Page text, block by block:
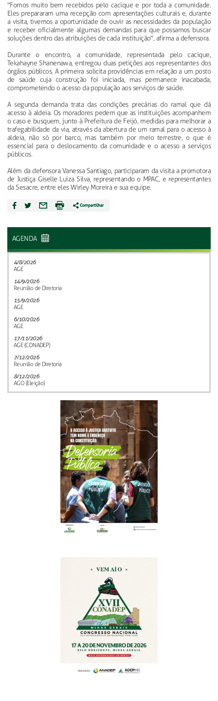
"Fomos muito bem recebidos pelo cacique e por toda a comunidade.
Eles prepararam uma recepção com apresentações culturais e, durante
a visita, tivemos a oportunidade de ouvir as necessidades da população
e receber oficialmente algumas demandas para que possamos buscar
soluções dentro das atribuições de cada instituição", afirma a defensora.
Durante o encontro, a comunidade, representada pelo cacique,
Tekahayne Shanenawa, entregou duas petições aos representantes dos
órgãos públicos. A primeira solicita providências em relação a um posto
de saúde cuja construção foi iniciada, mas permanece inacabada,
comprometendo o acesso da população aos serviços de saúde.
A segunda demanda trata das condições precárias do ramal que dá
acesso à aldeia. Os moradores pedem que as instituições acompanhem
o caso e busquem, junto à Prefeitura de Feijó, medidas para melhorar a
trafegabilidade da via, através da abertura de um ramal para o acesso à
aldeia, não só por barco, mas também por meio terrestre, o que é
essencial para o deslocamento da comunidade e o acesso a serviços
públicos.
Além da defensora Vanessa Santiago, participaram da visita a promotora
de Justiça Giselle Luiza Silva, representando o MPAC, e representantes
da Sesacre, entre eles Wirley Moreira e sua equipe.
AGENDA
4/8/2026
AGE
14/9/2026
Reunião de Diretoria
15/9/2026
AGE
6/10/2026
AGE
17/11/2026
AGE (CONADEP)
7/12/2026
Reunião de Diretoria
8/12/2026
AGO (Eleição)